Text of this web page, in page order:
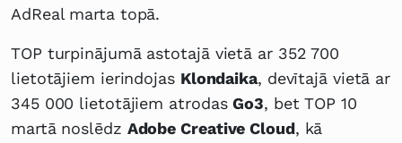
AdReal marta topā.
TOP turpinājumā astotajā vietā ar 352 700
lietotājiem ierindojas Klondaika, devītajā vietā ar
345 000 lietotājiem atrodasGo3, bet TOP 10
martā noslēdz Adobe Creative Cloud, kā